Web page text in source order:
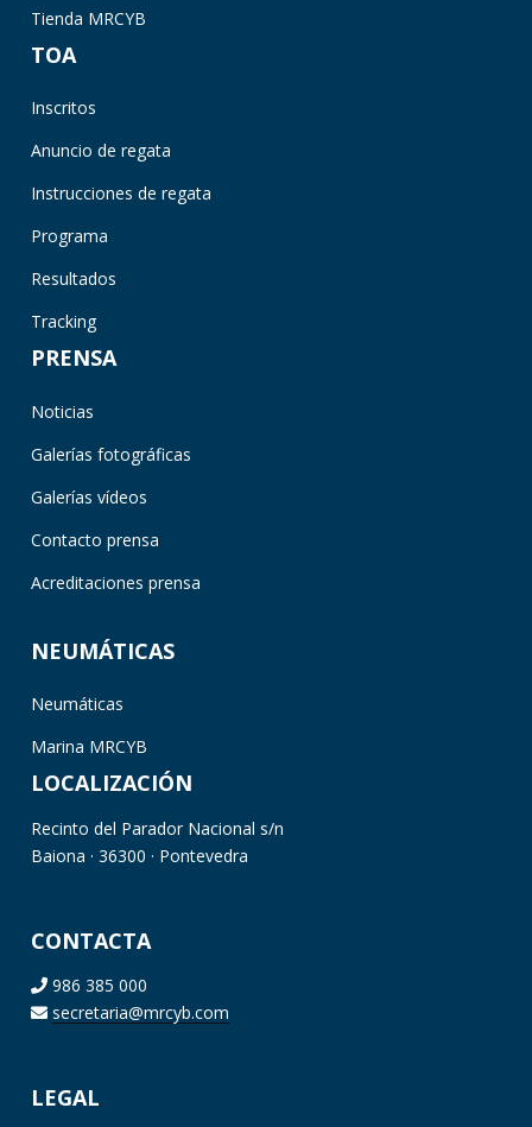
Tienda MRCYB
TOA
Inscritos
Anuncio de regata
Instrucciones de regata
Programa
Resultados
Tracking
PRENSA
Noticias
Galerías fotográficas
Galerías vídeos
Contacto prensa
Acreditaciones prensa
NEUMÁTICAS
Neumáticas
Marina MRCYB
LOCALIZACIÓN
Recinto del Parador Nacional s/n
Baiona · 36300 · Pontevedra
CONTACTA
986 385 000
secretaria@mrcyb.com
LEGAL